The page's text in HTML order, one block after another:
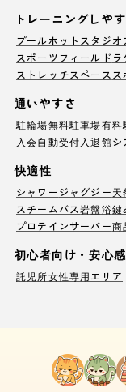
トレーニングしや
プールホットスタジオ
スポーツフィールド
ストレッチスペースス
通いやすさ
駐輪場無料駐車場有料
入会自動受付入退館
快適性
シャワージャグジー天
スチームバス岩盤浴鍵
プロテインサーバー商
初心者向け・安心感
託児所女性専用エリア